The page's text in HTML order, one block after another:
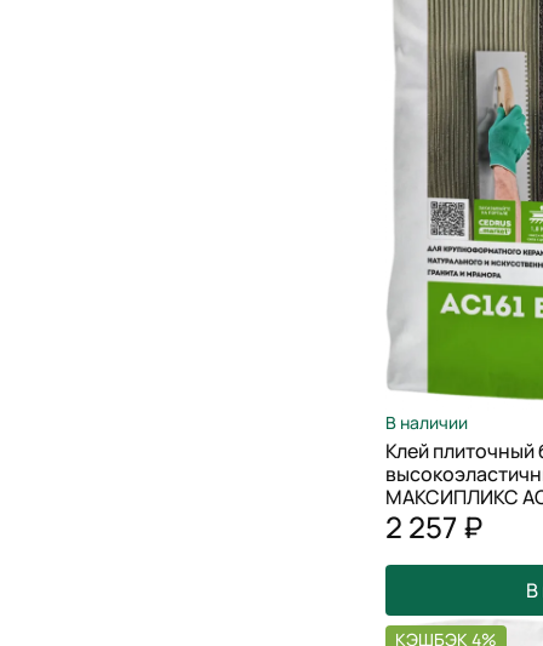
В наличии
Клей плиточный
МАКСИПЛИКС
2 257 ₽
В
КЭШБЭК 4%